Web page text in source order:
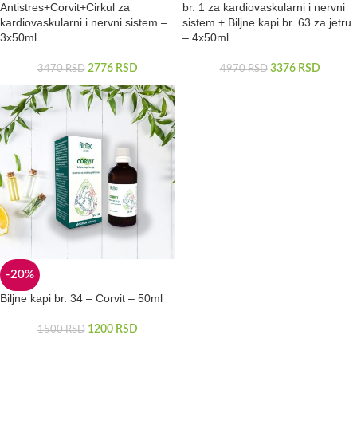
Antistres+Corvit+Cirkul za
kardiovaskularni i nervni sistem –
3x50ml
3470RSD 2776 RSD
br. 1 za kardiovaskularni i nervni
sistem + Biljne kapi br. 63 za jetru
– 4x50ml
4970RSD 3376 RSD
-20%
Biljne kapi br. 34 – Corvit – 50ml
1500RSD 1200 RSD